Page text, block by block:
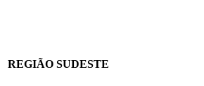
REGIÃO SUDESTE